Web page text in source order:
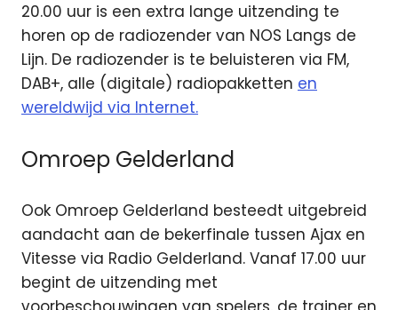
20.00 uur is een extra lange uitzending te
horen op de radiozender van NOS Langs de
Lijn. De radiozender is te beluisteren via FM,
DAB+, alle (digitale) radiopakketten en
wereldwijd via Internet.
Omroep Gelderland
Ook Omroep Gelderland besteedt uitgebreid
aandacht aan de bekerfinale tussen Ajax en
Vitesse via Radio Gelderland. Vanaf 17.00 uur
begint de uitzending met